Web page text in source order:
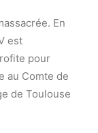
En
est
pour
au Comte de
de Toulouse